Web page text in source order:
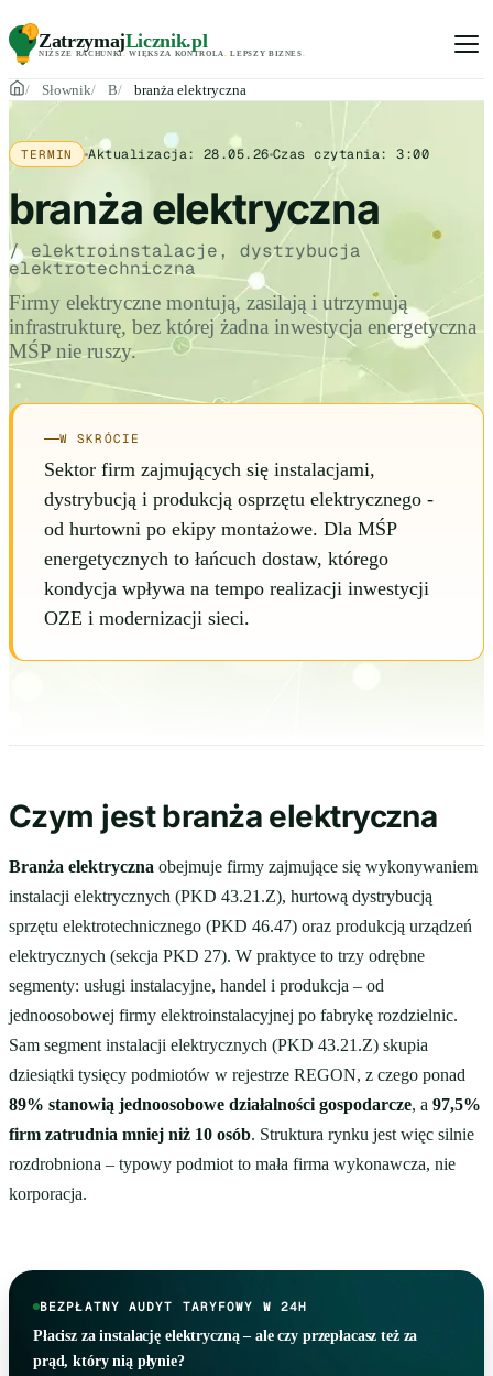
ZatrzymajLicznik.pl
NIŻSZE RACHUNKI. WIĘKSZA KONTROLA LEPSZY BIZNES
Słownik B branża elektryczna
TERMIN Aktualizacja:28.05.26 Czas czytania:3:00
branża elektryczna
/ elektroinstalacje, dystrybucja
elektrotechniczna
Firmy elektryczne montują, zasilają i utrzymują
infrastrukturę, bez której żadna inwestycja energetyczna
MŚP nie ruszy.
W SKRÓCIE
Sektor firm zajmujących się instalacjami,
dystrybucją i produkcją osprzętu elektrycznego -
od hurtowni po ekipy montażowe. Dla MŚP
energetycznych to łańcuch dostaw, którego
kondycja wpływa na tempo realizacji inwestycji
OZE i modernizacji sieci.
Czym jest branża elektryczna
Branża elektryczna obejmuje firmy zajmujące się wykonywaniem
instalacji elektrycznych (PKD 43.21.Z), hurtową dystrybucją
sprzętu elektrotechnicznego (PKD 46.47) oraz produkcją urządzeń
elektrycznych (sekcja PKD 27). W praktyce to trzy odrębne
segmenty: usługi instalacyjne, handel i produkcja – od
jednoosobowej firmy elektroinstalacyjnej po fabrykę rozdzielnic.
Sam segment instalacji elektrycznych (PKD 43.21.Z) skupia
dziesiątki tysięcy podmiotów w rejestrze REGON, z czego ponad
89% stanowią jednoosobowe działalności gospodarcze, a 97,5%
firm zatrudnia mniej niż 10 osób. Struktura rynku jest więc silnie
rozdrobniona – typowy podmiot to mała firma wykonawcza, nie
korporacja.
BEZPŁATNY AUDYT TARYFOWY W 24H
Płacisz za instalację elektryczną – ale czy przepłacasz też za
prąd, który nią płynie?